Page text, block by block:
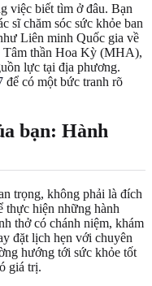
việc biết tìm ở đâu. Bạn
sĩ chăm sóc sức khỏe ban
Liên minh Quốc gia về
Tâm thần Hoa Kỳ (MHA),
lực tại địa phương.
để có một bức tranh rõ
bạn: Hành
trọng, không phải là đích
thực hiện những hành
thở có chánh niệm, khám
đặt lịch hẹn với chuyên
hướng tới sức khỏe tốt
giá trị.